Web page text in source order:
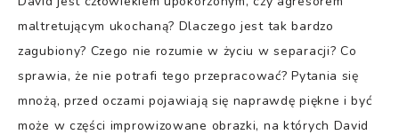
maltretującym ukochaną? Dlaczego jest tak bardzo
zagubiony? Czego nie rozumie w życiu w separacji? Co
sprawia, że nie potrafi tego przepracować? Pytania się
mnożą, przed oczami pojawiają się naprawdę piękne i być
może w części improwizowane obrazki, na których David